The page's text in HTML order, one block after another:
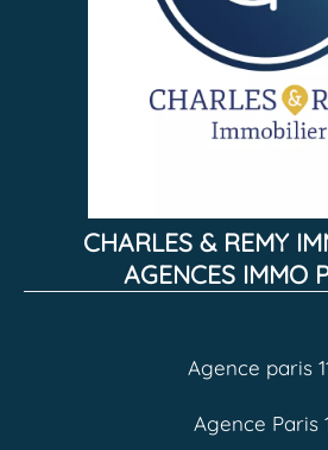
CHARLES & REMY
AGENCES IMMO
Agence paris
Agence Paris